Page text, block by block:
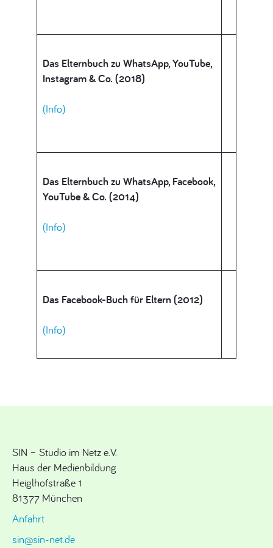
Das Elternbuch zu WhatsApp, YouTube,
Instagram & Co. (2018)
(Info)
Das Elternbuch zu WhatsApp, Facebook,
YouTube & Co. (2014)
(Info)
Das Facebook-Buch für Eltern (2012)
(Info)
SIN – Studio im Netz e.V.
Haus der Medienbildung
Heiglhofstraße 1
81377 München
Anfahrt
sin@sin-net.de